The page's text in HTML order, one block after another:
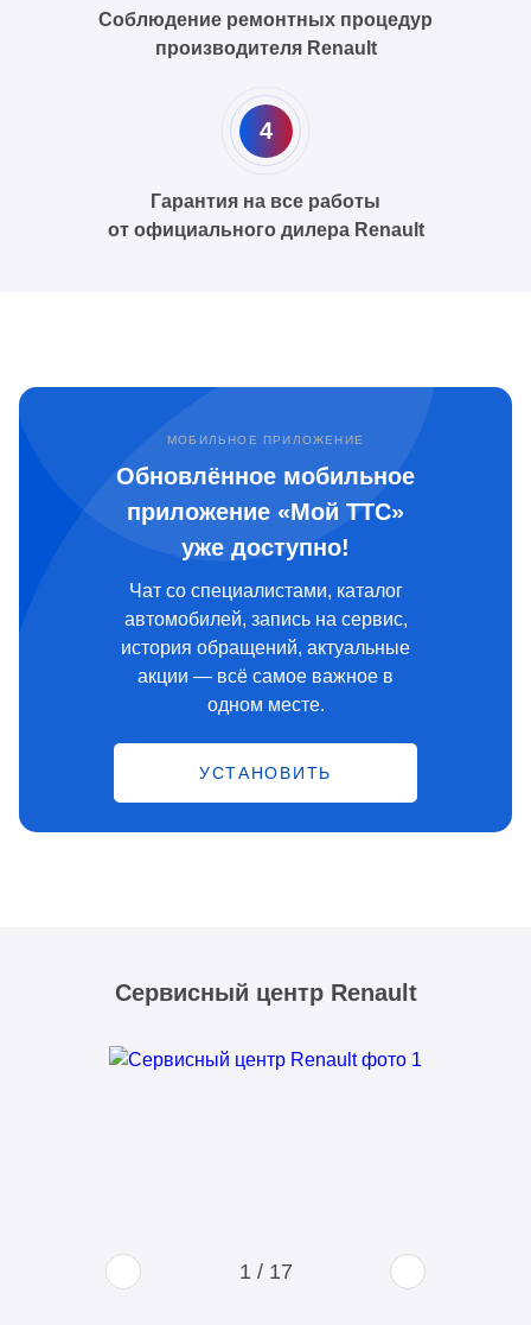
Соблюдение ремонтных процедур
производителя Renault
4
Гарантия на все работы
от официального дилера Renault
МОБИЛЬНОЕ ПРИЛОЖЕНИЕ
Обновлённое мобильное
приложение «Мой ТТС»
уже доступно!
Чат со специалистами, каталог
автомобилей, запись на сервис,
история обращений, актуальные
акции — всё самое важное в
одном месте.
УСТАНОВИТЬ
Сервисный центр Renault
1 / 17